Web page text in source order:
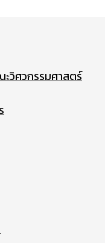
วิศวกรรมศาสตร์